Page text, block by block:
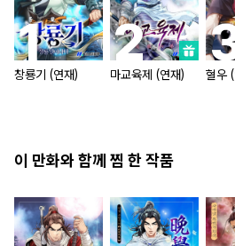
창룡기 (연재) 마교육제 (연재) 혈우
이 만화와 함께 찜 한 작품